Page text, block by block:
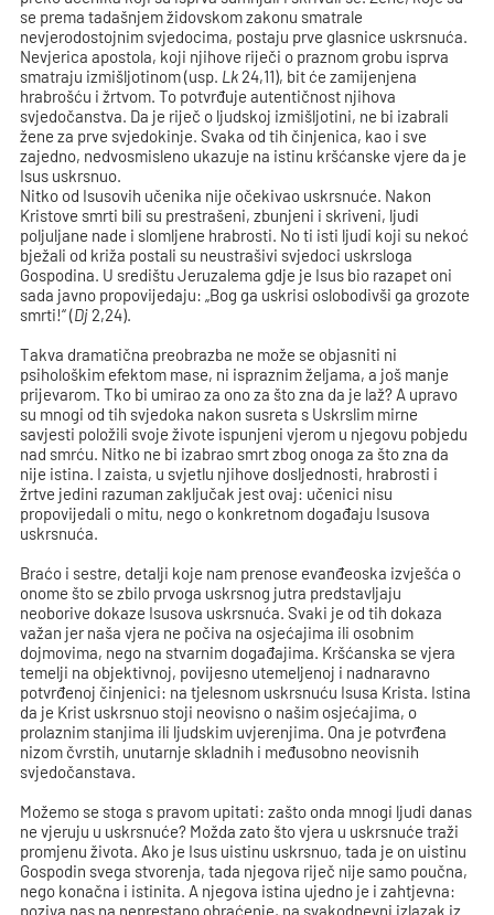
se prema tadašnjem židovskom zakonu smatrale
nevjerodostojnim svjedocima, postaju prve glasnice uskrsnuća.
Nevjerica apostola, koji njihove riječi o praznom grobu isprva
smatraju izmišljotinom (usp. Lk 24,11), bit će zamijenjena
hrabrošću i žrtvom. To potvrđuje autentičnost njihova
svjedočanstva. Da je riječ o ljudskoj izmišljotini, ne bi izabrali
žene za prve svjedokinje. Svaka od tih činjenica, kao i sve
zajedno, nedvosmisleno ukazuje na istinu kršćanske vjere da je
Isus uskrsnuo.
Nitko od Isusovih učenika nije očekivao uskrsnuće. Nakon
Kristove smrti bili su prestrašeni, zbunjeni i skriveni, ljudi
poljuljane nade i slomljene hrabrosti. No ti isti ljudi koji su nekoć
bježali od križa postali su neustrašivi svjedoci uskrsloga
Gospodina. U središtu Jeruzalema gdje je Isus bio razapet oni
sada javno propovijedaju: „Bog ga uskrisi oslobodivši ga grozote
smrti!“ (Dj 2,24).
Takva dramatična preobrazba ne može se objasniti ni
psihološkim efektom mase, ni ispraznim željama, a još manje
prijevarom. Tko bi umirao za ono za što zna da je laž? A upravo
su mnogi od tih svjedoka nakon susreta s Uskrslim mirne
savjesti položili svoje živote ispunjeni vjerom u njegovu pobjedu
nad smrću. Nitko ne bi izabrao smrt zbog onoga za što zna da
nije istina. I zaista, u svjetlu njihove dosljednosti, hrabrosti i
žrtve jedini razuman zaključak jest ovaj: učenici nisu
propovijedali o mitu, nego o konkretnom događaju Isusova
uskrsnuća.
Braćo i sestre, detalji koje nam prenose evanđeoska izvješća o
onome što se zbilo prvoga uskrsnog jutra predstavljaju
neoborive dokaze Isusova uskrsnuća. Svaki je od tih dokaza
važan jer naša vjera ne počiva na osjećajima ili osobnim
dojmovima, nego na stvarnim događajima. Kršćanska se vjera
temelji na objektivnoj, povijesno utemeljenoj i nadnaravno
potvrđenoj činjenici: na tjelesnom uskrsnuću Isusa Krista. Istina
da je Krist uskrsnuo stoji neovisno o našim osjećajima, o
prolaznim stanjima ili ljudskim uvjerenjima. Ona je potvrđena
nizom čvrstih, unutarnje skladnih i međusobno neovisnih
svjedočanstava.
Možemo se stoga s pravom upitati: zašto onda mnogi ljudi danas
ne vjeruju u uskrsnuće? Možda zato što vjera u uskrsnuće traži
promjenu života. Ako je Isus uistinu uskrsnuo, tada je on uistinu
Gospodin svega stvorenja, tada njegova riječ nije samo poučna,
nego konačna i istinita. A njegova istina ujedno je i zahtjevna:
poziva nas na neprestano obraćenje, na svakodnevni izlazak iz